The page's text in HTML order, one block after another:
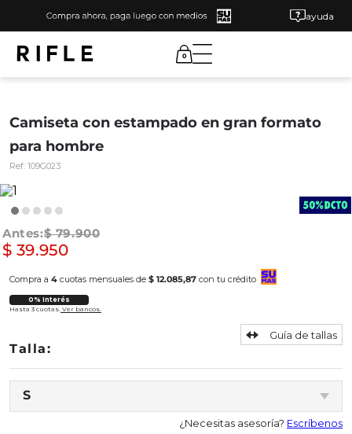
ayuda
0
Camiseta con estampado en gran formato
para hombre
Ref: 109G023
$ 79.900
$ 39.950
Compra a 4 cuotas mensuales de $ 12.085,87 con tu crédito
0% Interés
Hasta 3 cuotas. Ver bancos.
S
Guía de tallas
¿Necesitas asesoría? Escríbenos